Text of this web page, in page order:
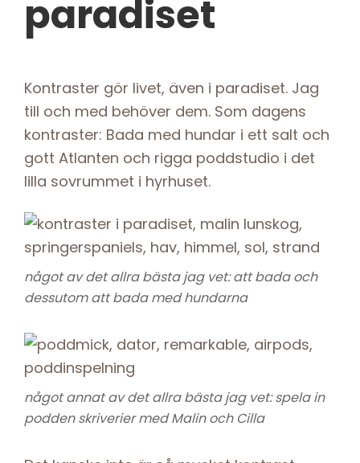
paradiset
Kontraster gör livet, även i paradiset. Jag
till och med behöver dem. Som dagens
kontraster: Bada med hundar i ett salt och
gott Atlanten och rigga poddstudio i det
lilla sovrummet i hyrhuset.
något av det allra bästa jag vet: att bada och
dessutom att bada med hundarna
något annat av det allra bästa jag vet: spela in
podden skriverier med Malin och Cilla